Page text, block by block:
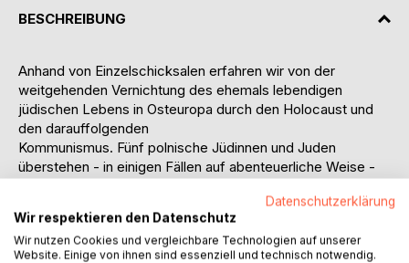
BESCHREIBUNG
Anhand von Einzelschicksalen erfahren wir von der
weitgehenden Vernichtung des ehemals lebendigen
jüdischen Lebens in Osteuropa durch den Holocaust und
den darauffolgenden
Kommunismus. Fünf polnische Jüdinnen und Juden
überstehen - in einigen Fällen auf abenteuerliche Weise -
Nationalsozialisten und einer von ihnen den sowjetischen
Gulag in Workuta. Wegen der antisemitischen Politik im
Nachkriegspolen verlassen die meisten von ihnen ihre
Datenschutzerklärung
Wir respektieren den Datenschutz
Wir nutzen Cookies und vergleichbare Technologien auf unserer
Website. Einige von ihnen sind essenziell und technisch notwendig.